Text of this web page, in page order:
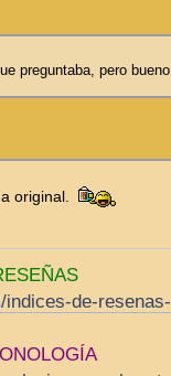
preguntaba, pero
original.
de-